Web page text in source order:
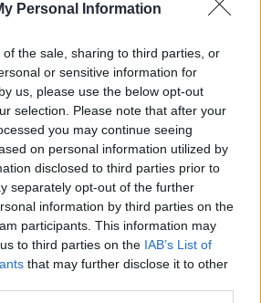
Personal Information
the sale, sharing to third parties, or
or sensitive information for
us, please use the below opt-out
selection. Please note that after your
you may continue seeing
on personal information utilized by
disclosed to third parties prior to
separately opt-out of the further
information by third parties on the
participants. This information may
to third parties on the IAB’s List of
that may further disclose it to other
οι οποίες έφταναν
πάνω από την
.
11:34
ο πλούτος των
Σχεδόν 4.000
μέχρι το 2031
έρευνα